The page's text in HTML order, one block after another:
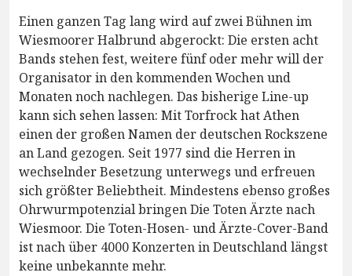
Einen ganzen Tag lang wird auf zwei Bühnen im
Wiesmoorer Halbrund abgerockt: Die ersten acht
Bands stehen fest, weitere fünf oder mehr will der
Organisator in den kommenden Wochen und
Monaten noch nachlegen. Das bisherige Line-up
kann sich sehen lassen: Mit Torfrock hat Athen
einen der großen Namen der deutschen Rockszene
an Land gezogen. Seit 1977 sind die Herren in
wechselnder Besetzung unterwegs und erfreuen
sich größter Beliebtheit. Mindestens ebenso großes
Ohrwurmpotenzial bringen Die Toten Ärzte nach
Wiesmoor. Die Toten-Hosen- und Ärzte-Cover-Band
ist nach über 4000 Konzerten in Deutschland längst
keine unbekannte mehr.